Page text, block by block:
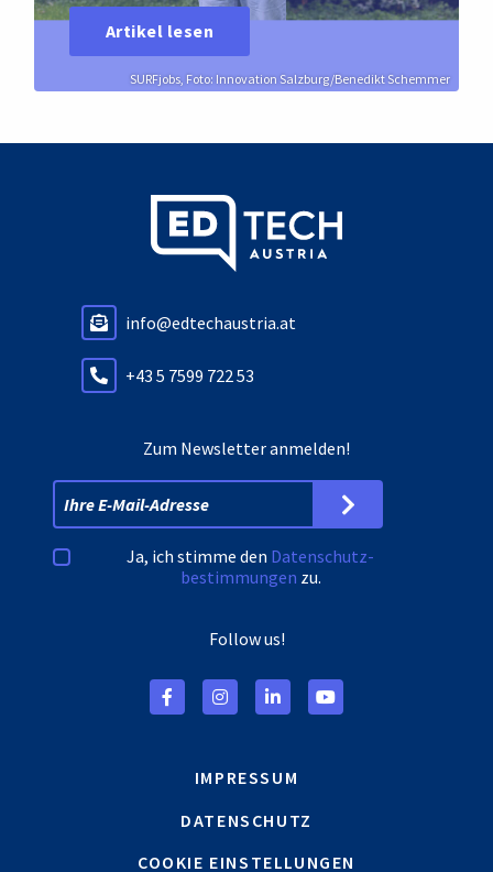
SURFjobs, Foto: Innovation Salzburg/Benedikt Schemmer
Artikel lesen
info@edtechaustria.at
+43 5 7599 722 53
Zum Newsletter anmelden!
Ja, ich stimme den Datenschutz­
bestimmungen zu.
Follow us!
IMPRESSUM
DATENSCHUTZ
COOKIE EINSTELLUNGEN